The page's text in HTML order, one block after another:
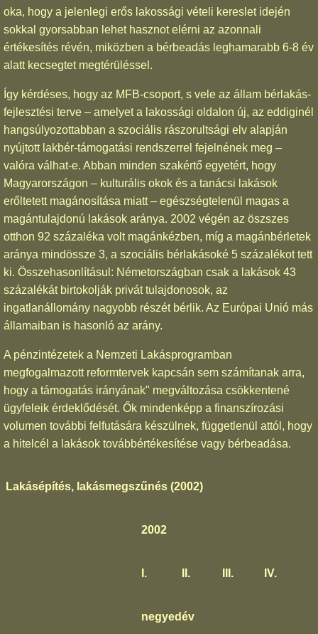
oka, hogy a jelenlegi erős lakossági vételi kereslet idején
sokkal gyorsabban lehet hasznot elérni az azonnali
értékesítés révén, miközben a bérbeadás leghamarabb 6-8 év
alatt kecsegtet megtérüléssel.
Így kérdéses, hogy az MFB-csoport, s vele az állam bérlakás-
fejlesztési terve – amelyet a lakossági oldalon új, az eddiginél
hangsúlyozottabban a szociális rászorultsági elv alapján
nyújtott lakbér-támogatási rendszerrel fejelnének meg –
valóra válhat-e. Abban minden szakértő egyetért, hogy
Magyarországon – kulturális okok és a tanácsi lakások
erőltetett magánosítása miatt – egészségtelenül magas a
magántulajdonú lakások aránya. 2002 végén az öszszes
otthon 92 százaléka volt magánkézben, míg a magánbérletek
aránya mindössze 3, a szociális bérlakásoké 5 százalékot tett
ki. Összehasonlításul: Németországban csak a lakások 43
százalékát birtokolják privát tulajdonosok, az
ingatlanállomány nagyobb részét bérlik. Az Európai Unió más
államaiban is hasonló az arány.
A pénzintézetek a Nemzeti Lakásprogramban
megfogalmazott reformtervek kapcsán sem számítanak arra,
hogy a támogatás irányának" megváltozása csökkentené
ügyfeleik érdeklődését. Ők mindenképp a finanszírozási
volumen további felfutására készülnek, függetlenül attól, hogy
a hitelcél a lakások továbbértékesítése vagy bérbeadása.
Lakásépítés, lakásmegszűnés (2002)
2002
I. II. III. IV.
negyedév